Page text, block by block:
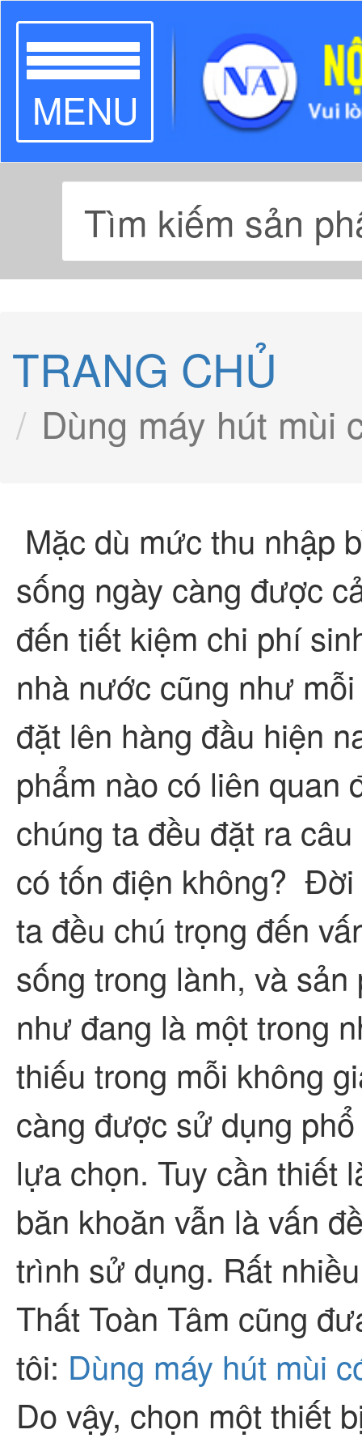
TOGGLE
NAVIGATION
MENU
TRANG CHỦ
Dùng máy hút mùi
Mặc dù mức thu nhập
sống ngày càng được
đến tiết kiệm chi phí
nhà nước cũng như
đặt lên hàng đầu hiện
phẩm nào có liên quan
chúng ta đều đặt ra
có tốn điện không?
ta đều chú trọng đến
sống trong lành, và
như đang là một trong
thiếu trong mỗi không
càng được sử dụng
lựa chọn. Tuy cần thiết
băn khoăn vẫn là vấn
trình sử dụng. Rất
Thất Toàn Tâm cũng
tôi: Dùng máy hút mùi
Do vậy, chọn một thiết